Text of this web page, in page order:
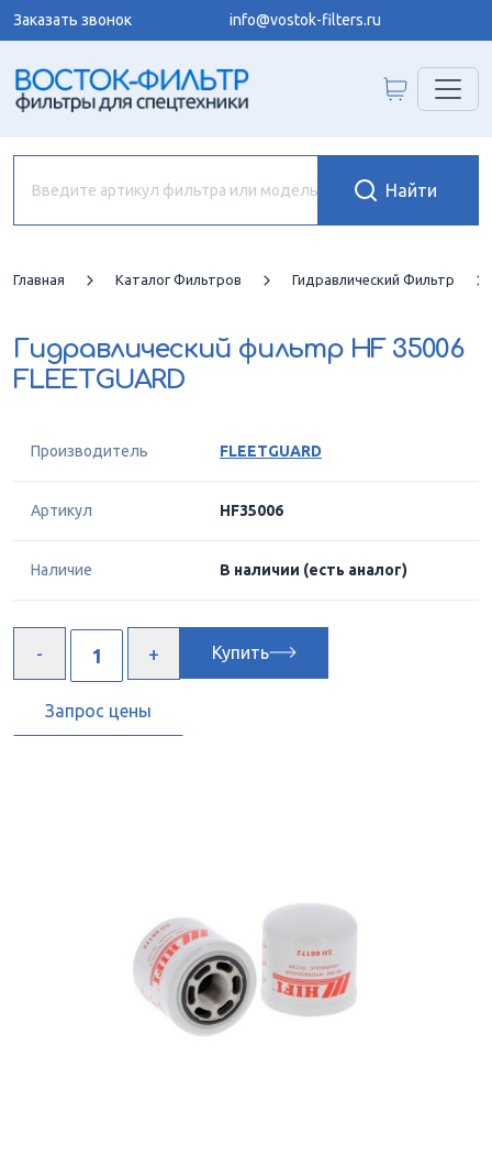
Заказать звонок info@vostok-filters.ru
Главная Каталог Фильтров Гидравлический Фильтр
Гидравлический фильтр HF 35006
FLEETGUARD
Производитель FLEETGUARD
Артикул HF35006
Наличие В наличии (есть аналог)
Купить
Запрос цены